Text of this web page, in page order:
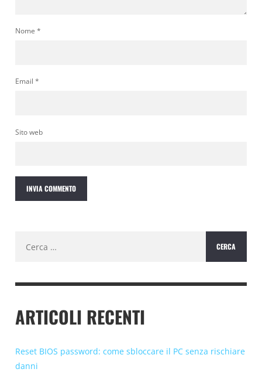
Nome *
Email *
Sito web
per:
ARTICOLI RECENTI
Reset BIOS password: come sbloccare il PC senza rischiare
danni